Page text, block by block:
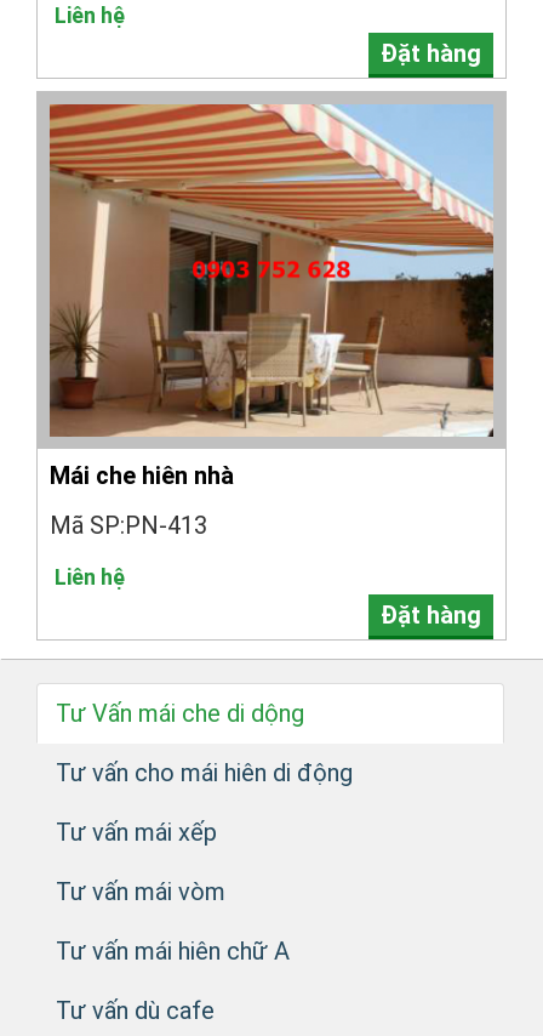
Liên hệ
Đặt hàng
Mái che hiên nhà
Mã SP:PN-413
Liên hệ
Đặt hàng
Tư Vấn mái che di dộng
Tư vấn cho mái hiên di động
Tư vấn mái xếp
Tư vấn mái vòm
Tư vấn mái hiên chữ A
Tư vấn dù cafe